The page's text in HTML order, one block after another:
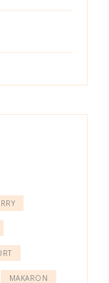
MAKARON